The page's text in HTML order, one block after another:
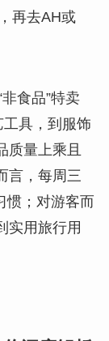
再去AH或
食品”特卖
工具，到服饰
质量上乘且
言，每周三
惯；对游客而
实用旅行用